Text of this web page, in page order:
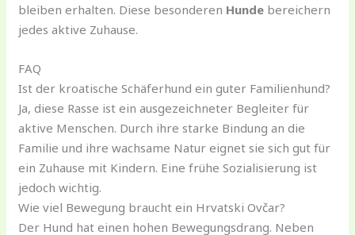
bleiben erhalten. Diese besonderen Hunde bereichern
jedes aktive Zuhause.
FAQ
Ist der kroatische Schäferhund ein guter Familienhund?
Ja, diese Rasse ist ein ausgezeichneter Begleiter für
aktive Menschen. Durch ihre starke Bindung an die
Familie und ihre wachsame Natur eignet sie sich gut für
ein Zuhause mit Kindern. Eine frühe Sozialisierung ist
jedoch wichtig.
Wie viel Bewegung braucht ein Hrvatski Ovčar?
Der Hund hat einen hohen Bewegungsdrang. Neben